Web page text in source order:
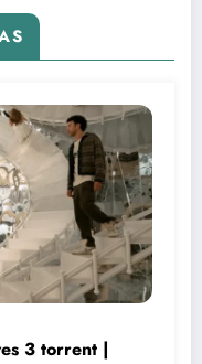
3 torrent |